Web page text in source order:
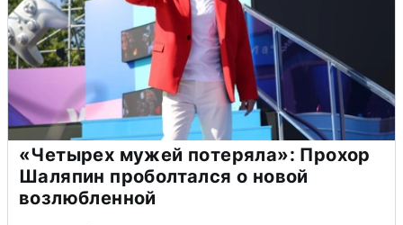
«Четырех мужей потеряла»: Прохор
Шаляпин проболтался о новой
возлюбленной